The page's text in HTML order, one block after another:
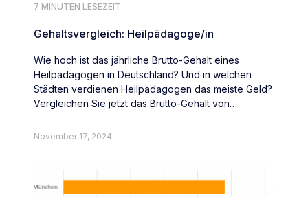
7 MINUTEN LESEZEIT
Gehaltsvergleich: Heilpädagoge/in
Wie hoch ist das jährliche Brutto-Gehalt eines
Heilpädagogen in Deutschland? Und in welchen
Städten verdienen Heilpädagogen das meiste Geld?
Vergleichen Sie jetzt das Brutto-Gehalt von
November 17, 2024